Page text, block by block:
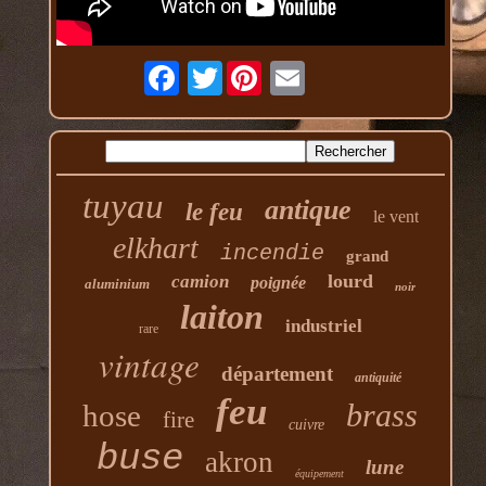
Twitter
tuyau le feu antique le vent
elkhart incendie grand
aluminium camion poignée lourd noir
rare laiton industriel
vintage département antiquité
hose fire feu cuivre brass
buse akron équipement lune